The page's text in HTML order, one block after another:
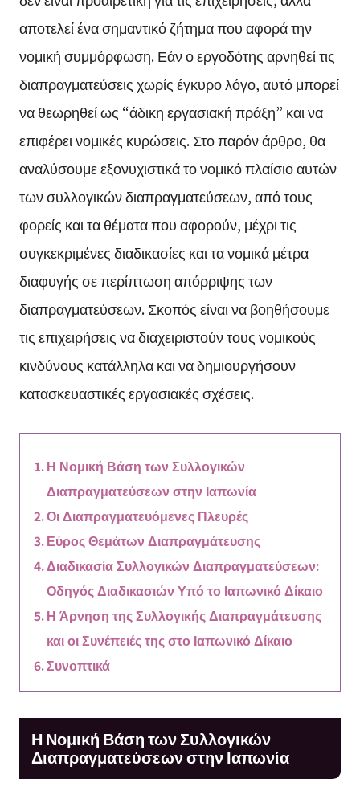
αποτελεί ένα σημαντικό ζήτημα που αφορά την
νομική συμμόρφωση. Εάν ο εργοδότης αρνηθεί τις
διαπραγματεύσεις χωρίς έγκυρο λόγο, αυτό μπορεί
να θεωρηθεί ως “άδικη εργασιακή πράξη” και να
επιφέρει νομικές κυρώσεις. Στο παρόν άρθρο, θα
αναλύσουμε εξονυχιστικά το νομικό πλαίσιο αυτών
των συλλογικών διαπραγματεύσεων, από τους
φορείς και τα θέματα που αφορούν, μέχρι τις
συγκεκριμένες διαδικασίες και τα νομικά μέτρα
διαφυγής σε περίπτωση απόρριψης των
διαπραγματεύσεων. Σκοπός είναι να βοηθήσουμε
τις επιχειρήσεις να διαχειριστούν τους νομικούς
κινδύνους κατάλληλα και να δημιουργήσουν
κατασκευαστικές εργασιακές σχέσεις.
Η Νομική Βάση των Συλλογικών
Διαπραγματεύσεων στην Ιαπωνία
Οι Διαπραγματευόμενες Πλευρές
Εύρος Θεμάτων Διαπραγμάτευσης
Διαδικασία Συλλογικών Διαπραγματεύσεων:
Οδηγός Διαδικασιών Υπό το Ιαπωνικό Δίκαιο
Η Άρνηση της Συλλογικής Διαπραγμάτευσης
και οι Συνέπειές της στο Ιαπωνικό Δίκαιο
Συνοπτικά
Η Νομική Βάση των Συλλογικών
Διαπραγματεύσεων στην Ιαπωνία